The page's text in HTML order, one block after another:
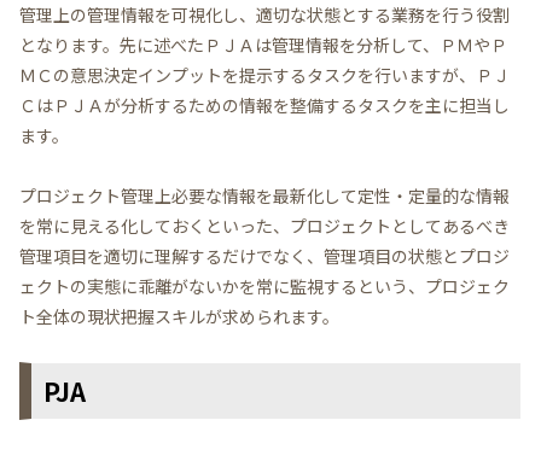
管理上の管理情報を可視化し、適切な状態とする業務を行う役割
となります。先に述べたＰＪＡは管理情報を分析して、ＰＭやＰ
ＭＣの意思決定インプットを提示するタスクを行いますが、ＰＪ
ＣはＰＪＡが分析するための情報を整備するタスクを主に担当し
ます。
プロジェクト管理上必要な情報を最新化して定性・定量的な情報
を常に見える化しておくといった、プロジェクトとしてあるべき
管理項目を適切に理解するだけでなく、管理項目の状態とプロジ
ェクトの実態に乖離がないかを常に監視するという、プロジェク
ト全体の現状把握スキルが求められます。
PJA